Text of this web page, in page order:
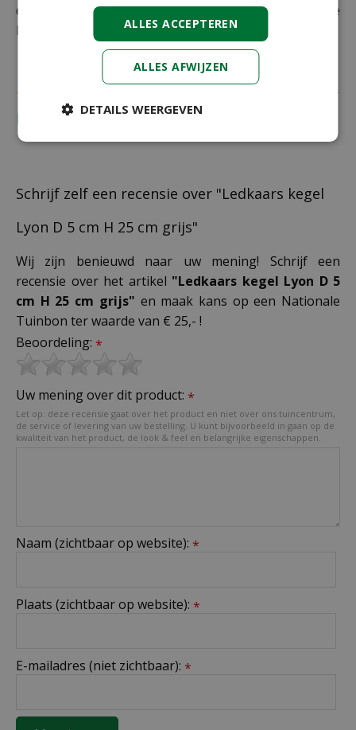
daarom altijd goed je adresgegevens voordat je je
bestelling plaatst.
Recensies
Schrijf zelf een recensie over "Ledkaars kegel
Lyon D 5 cm H 25 cm grijs"
Wij zijn benieuwd naar uw mening! Schrijf een
recensie over het artikel "Ledkaars kegel Lyon D 5
cm H 25 cm grijs" en maak kans op een Nationale
Tuinbon ter waarde van € 25,- !
Beoordeling: *
Uw mening over dit product: *
Let op: deze recensie gaat over het product en niet over ons tuincentrum,
de service of levering van uw bestelling. U kunt bijvoorbeeld in gaan op de
kwaliteit van het product, de look & feel en belangrijke eigenschappen.
Naam (zichtbaar op website): *
Plaats (zichtbaar op website): *
E-mailadres (niet zichtbaar): *
ALLES ACCEPTEREN
ALLES AFWIJZEN
DETAILS WEERGEVEN